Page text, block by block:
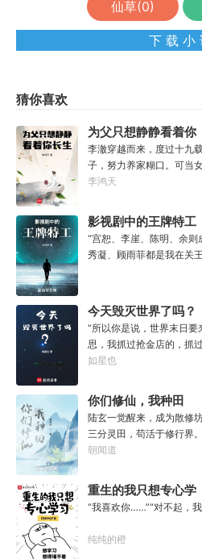
仙草(0)
下 载 小
猜你喜欢
为父只想静静看着你
长生
李澈穿越而来，度过十九
子，努力养家糊口。可当
生不再平凡。……女儿平安
无灾，获得道果【无垢心
【棋圣】女儿四岁、五岁
大一岁，他便可凝聚出一
澈有了一个朴实无华的愿
间。
李鸿天
影视剧中的王牌特工
“宫恕、李崖、陈明、余
秀凝、顾雨菲都是我在关
谁？”“我啊，他们都唤我
好’就是我。”“嗯，我还有
莎’。”
今天毁灭世界了吗？
“所以你是说，世界末日要
思，我抓过抢金店的，抓
过，就是没抓过抢火箭的
开。”“真的，我已经开过
点，我没时间了。”“没时
吗？”“很忙。”林序点点头
如星也
你们修仙，我种田
陆玄一觉醒来，成为散修
三分灵田，苟活于修行界
自己便能得到额外奖励。
焰丹丹方一张。……从此，
行界风起云涌，沧海桑田
缘，得法宝……通通与我无
朝闻道
重生的我只想专心学
习
“我喜欢你……”“对不起，
纯纯的橙